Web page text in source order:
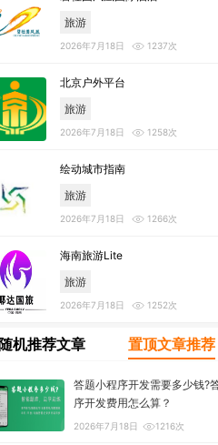
旅游
2026年7月18日 1237次
北京户外平台
旅游
2026年7月18日 1258次
绘动城市指南
旅游
2026年7月18日 1266次
海南旅游Lite
旅游
2026年7月18日 1252次
机推荐文章 置顶文章推荐
答题小程序开发需要多少钱?
序开发费用怎么算？
2026年7月18日 1216次